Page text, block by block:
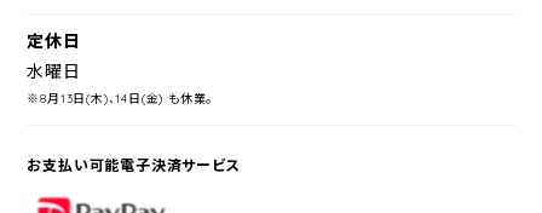
定休日
水曜日
※8月13日(木)、14日(金) も休業。
お支払い可能電子決済サービス
PayPay